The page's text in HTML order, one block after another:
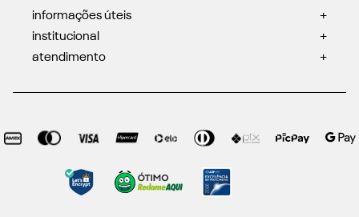
informações úteis
+
institucional
+
atendimento
+